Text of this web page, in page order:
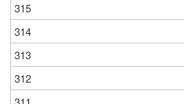
315
314
313
312